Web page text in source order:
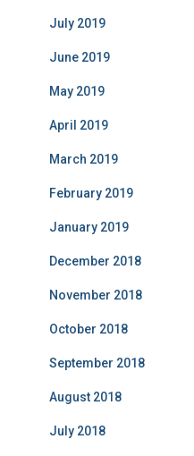
July 2019
June 2019
May 2019
April 2019
March 2019
February 2019
January 2019
December 2018
November 2018
October 2018
September 2018
August 2018
July 2018